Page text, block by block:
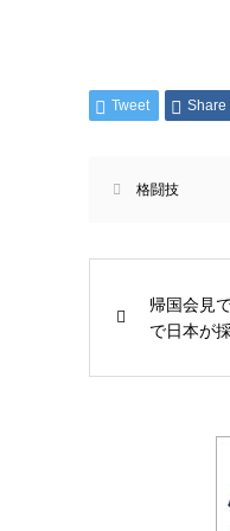
Tweet Share
格闘技
帰国会見
で日本が